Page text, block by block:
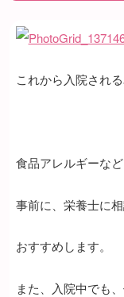
これから入院され
食品アレルギーな
事前に、栄養士に
おすすめします。
また、入院中でも